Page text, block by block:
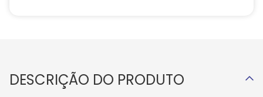
DESCRIÇÃO DO PRODUTO